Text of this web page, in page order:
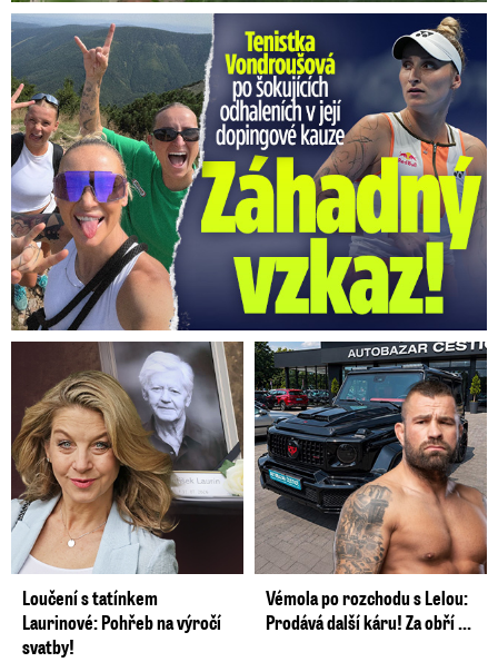
Vondroušová po šokujících odhaleních v kauze: Záhadný vzkaz!
Loučení s tatínkem
Laurinové: Pohřeb na výročí
svatby!
Vémola po rozchodu s Lelou:
Prodává další káru! Za obří ...